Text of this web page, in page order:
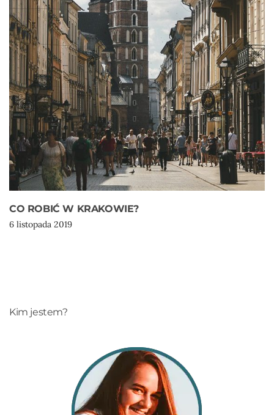
CO ROBIĆ W KRAKOWIE?
6 listopada 2019
Kim jestem?